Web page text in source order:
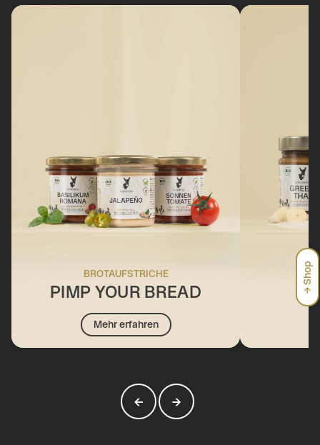
BROTAUFSTRICHE
PIMP YOUR BREAD
Mehr erfahren
← →
→ Shop